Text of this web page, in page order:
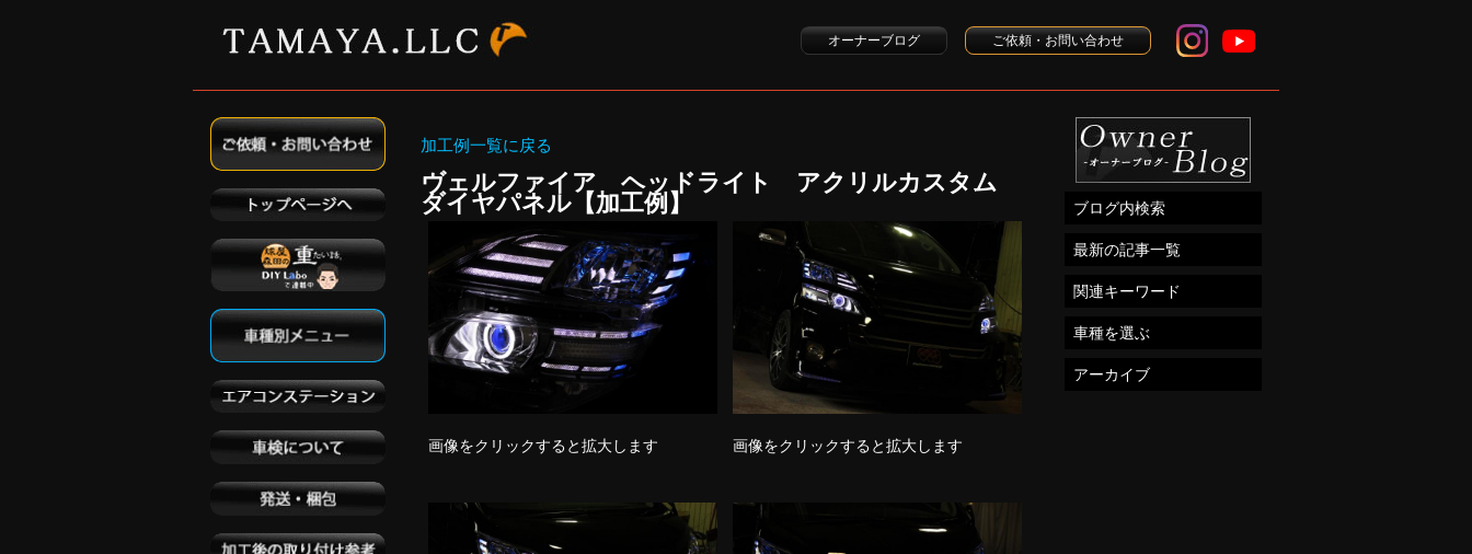
オーナーブログ ご依頼・お問い合わせ
加工例一覧に戻る
ヴェルファイア ヘッドライト アクリルカスタム
ダイヤパネル【加工例】
画像をクリックすると拡大します 画像をクリックすると拡大します
ブログ内検索
最新の記事一覧
関連キーワード
車種を選ぶ
アーカイブ